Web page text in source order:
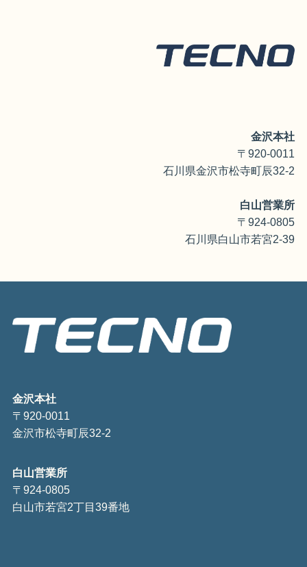
金沢本社
〒920-0011
石川県金沢市松寺町辰32-2
白山営業所
〒924-0805
石川県白山市若宮2-39
金沢本社
〒920-0011
金沢市松寺町辰32-2
白山営業所
〒924-0805
白山市若宮2丁目39番地